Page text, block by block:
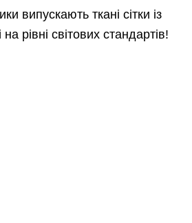
випускають ткані сітки із
рівні світових стандартів!